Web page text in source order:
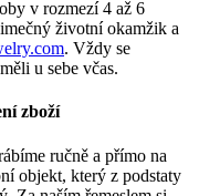
v rozmezí 4 až 6
životní okamžik a
. Vždy se
u sebe včas.
zboží
ručně a přímo na
objekt, který z podstaty